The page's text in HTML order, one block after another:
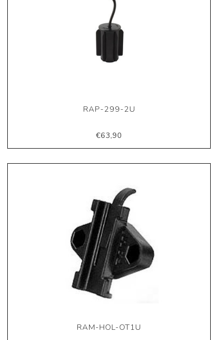
RAP-299-2U
€63,90
RAM-HOL-OT1U